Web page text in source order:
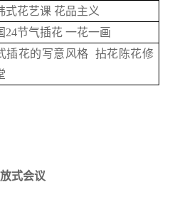
式花艺课 花品主义
24节气插花 一花一画
插花的写意风格 拈花陈花修
式会议